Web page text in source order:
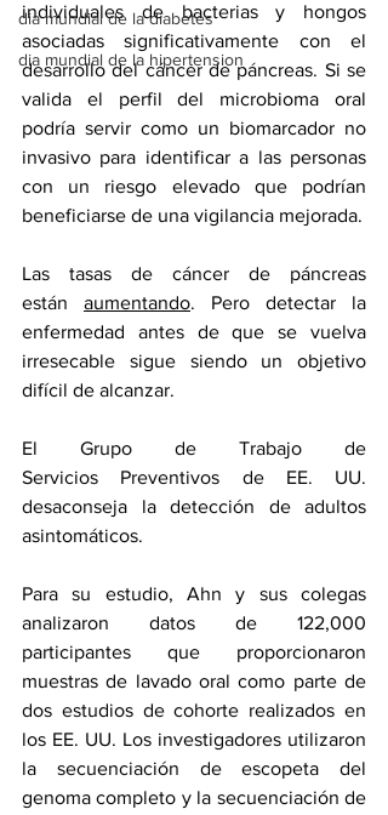
dia mundial de la diabetes
dia mundial de la hipertension
individuales de bacterias y hongos
asociadas significativamente con el
desarrollo del cáncer de páncreas. Si se
valida el perfil del microbioma oral
podría servir como un biomarcador no
invasivo para identificar a las personas
con un riesgo elevado que podrían
beneficiarse de una vigilancia mejorada.
Las tasas de cáncer de páncreas
están aumentando. Pero detectar la
enfermedad antes de que se vuelva
irresecable sigue siendo un objetivo
difícil de alcanzar.
El Grupo de Trabajo de
Servicios Preventivos de EE. UU.
desaconseja la detección de adultos
asintomáticos.
Para su estudio, Ahn y sus colegas
analizaron datos de 122,000
participantes que proporcionaron
muestras de lavado oral como parte de
dos estudios de cohorte realizados en
los EE. UU. Los investigadores utilizaron
la secuenciación de escopeta del
genoma completo y la secuenciación de